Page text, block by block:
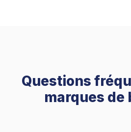
Questions
marques de